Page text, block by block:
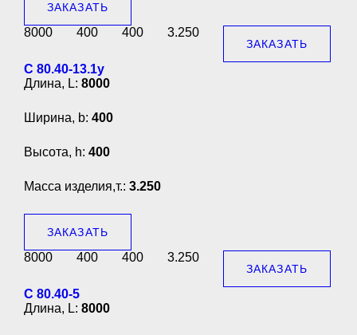
ЗАКАЗАТЬ
8000 400 400 3.250
ЗАКАЗАТЬ
С 80.40-13.1у
Длина, L: 8000
Ширина, b: 400
Высота, h: 400
Масса изделия,т.: 3.250
ЗАКАЗАТЬ
8000 400 400 3.250
ЗАКАЗАТЬ
С 80.40-5
Длина, L: 8000